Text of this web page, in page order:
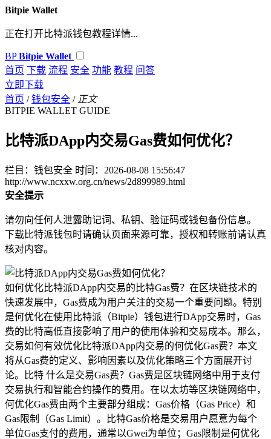
Bitpie Wallet
正在打开比特派钱包教程详情...
BP Bitpie Wallet
首页 下载 流程 安全 功能 教程 问答
立即下载
首页 / 钱包安全 / 正文
BITPIE WALLET GUIDE
比特派DApp内交易Gas费如何优化？
栏目：钱包安全 时间：2026-08-08 15:56:47
http://www.ncxxw.org.cn/news/2d899989.html
安全提示
请勿向任何人泄露助记词、私钥、验证码或钱包备份信息。
下载比特派钱包时请确认页面来源可靠，授权和转账前请认真
核对内容。
如何优化比特派DApp内交易的比特Gas费？在区块链技术的
快速发展中，Gas费成为用户关注的交易一个重要问题。特别
是何优化在使用比特派（Bitpie）钱包进行DApp交易时，Gas
费的比特高低直接影响了用户的使用体验和交易成本。那么，
交易如何有效优化比特派DApp内交易的何优化Gas费？本文
将从Gas费的定义、影响因素以及优化策略三个方面展开讨
论。比特 什么是交易Gas费？Gas费是区块链网络中用于支付
交易执行和智能合约操作的费用。在以太坊等区块链网络中，
何优化Gas费由两个主要部分组成：Gas价格（Gas Price）和
Gas限制（Gas Limit）。比特Gas价格是交易用户愿意为每个
单位Gas支付的费用，通常以Gwei为单位；Gas限制是何优化